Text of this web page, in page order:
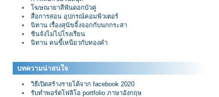
โฆษณายาสีฟันดอกบัวคู่
สื่อการสอน อุปกรณ์คอมพิวเตอร์
นิทาน เรื่องสุนัขจิ้งจอกกับนกกระสา
ชินจังไม่ไปโรงเรียน
นิทาน คนขี้เหนียวกับทองคำ
บทความน่าสนใจ
วิธีเปิดสร้างรายได้จาก facebook 2020
รับทำพอร์ตโฟลิโอ portfolio ภาษาอังกฤษ